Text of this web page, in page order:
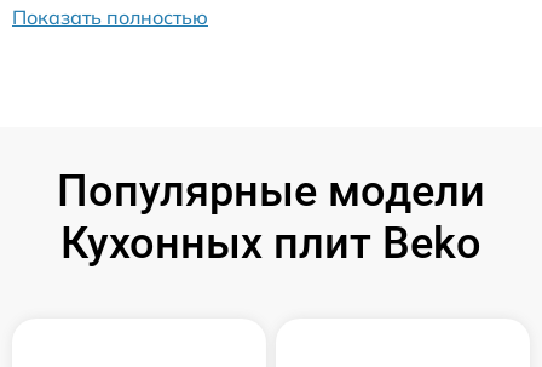
Показать полностью
Популярные модели
Кухонных плит Beko